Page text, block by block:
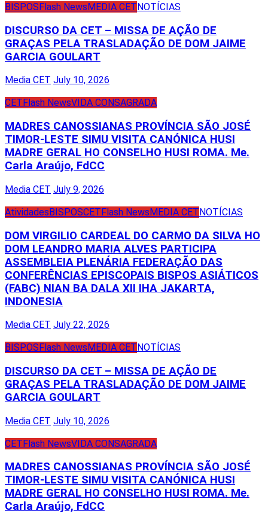
BISPOSFlash NewsMEDIA CETNOTÍCIAS
DISCURSO DA CET – MISSA DE AÇÃO DE
GRAÇAS PELA TRASLADAÇÃO DE DOM JAIME
GARCIA GOULART
Media CET July 10, 2026
CET Flash NewsVIDA CONSAGRADA
MADRES CANOSSIANAS PROVÍNCIA SÃO JOSÉ
TIMOR-LESTE SIMU VISITA CANÓNICA HUSI
MADRE GERAL HO CONSELHO HUSI ROMA. Me.
Carla Araújo, FdCC
Media CET July 9, 2026
AtividadesBISPOSCETFlash NewsMEDIA CETNOTÍCIAS
DOM VIRGILIO CARDEAL DO CARMO DA SILVA HO
DOM LEANDRO MARIA ALVES PARTICIPA
ASSEMBLEIA PLENÁRIA FEDERAÇÃO DAS
CONFERÊNCIAS EPISCOPAIS BISPOS ASIÁTICOS
(FABC) NIAN BA DALA XII IHA JAKARTA,
INDONESIA
Media CET July 22, 2026
BISPOS Flash News MEDIA CET NOTÍCIAS
DISCURSO DA CET – MISSA DE AÇÃO DE
GRAÇAS PELA TRASLADAÇÃO DE DOM JAIME
GARCIA GOULART
Media CET July 10, 2026
CETFlash NewsVIDA CONSAGRADA
MADRES CANOSSIANAS PROVÍNCIA SÃO JOSÉ
TIMOR-LESTE SIMU VISITA CANÓNICA HUSI
MADRE GERAL HO CONSELHO HUSI ROMA. Me.
Carla Araújo, FdCC